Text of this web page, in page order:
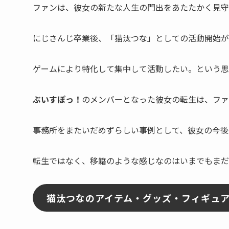
ファンは、彼女の新たな人生の門出をあたたかく見
にじさんじ卒業後、 「猫汰つな」 としての活動開始
ゲームにより特化して集中して活動したい。という
ぶいすぽっ！ のメンバーとなった彼女の転生は、フ
事務所をまたいだめずらしい事例として、彼女の今
転生ではなく、移籍のような感じなのはいまでもま
猫汰つなのアイテム・グッズ・フィギュ